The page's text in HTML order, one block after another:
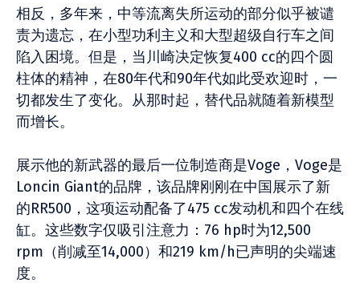
相反，多年来，中等流离失所运动的部分似乎被谴
责为遗忘，在小型功利主义和大型超级自行车之间
陷入困境。但是，当川崎决定恢复400 cc的四个圆
柱体的精神，在80年代和90年代如此受欢迎时，一
切都发生了变化。从那时起，替代品就随着新模型
而增长。
展示他的新武器的最后一位制造商是Voge，Voge是
Loncin Giant的品牌，该品牌刚刚在中国展示了新
的RR500，这项运动配备了475 cc发动机和四个在线
缸。这些数字仅吸引注意力：76 hp时为12,500
rpm（削减至14,000）和219 km/h已声明的尖端速
度。